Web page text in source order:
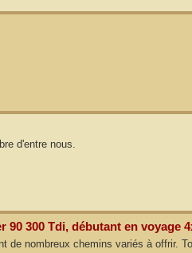
d'entre nous.
90 300 Tdi, débutant en voyage
de nombreux chemins variés à offrir.